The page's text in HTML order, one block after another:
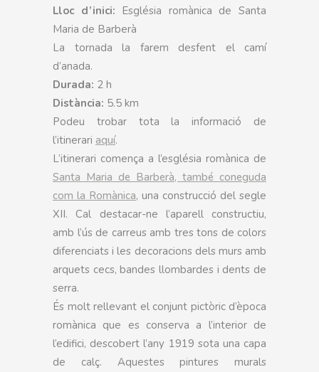
Lloc d’inici: Església romànica de Santa
Maria de Barberà
La tornada la farem desfent el camí
d’anada.
Durada: 2 h
Distància: 5.5 km
Podeu trobar tota la informació de
l’itinerari aquí.
L’itinerari comença a l’església romànica de
Santa Maria de Barberà, també coneguda
com la Romànica, una construcció del segle
XII. Cal destacar-ne l’aparell constructiu,
amb l’ús de carreus amb tres tons de colors
diferenciats i les decoracions dels murs amb
arquets cecs, bandes llombardes i dents de
serra.
És molt rellevant el conjunt pictòric d’època
romànica que es conserva a l’interior de
l’edifici, descobert l’any 1919 sota una capa
de calç. Aquestes pintures murals